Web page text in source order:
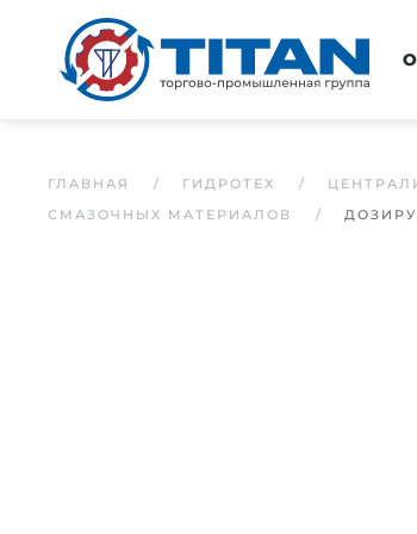
Перейти к основному содержанию
ГЛАВНАЯ ГИДРОТЕХ
СМАЗОЧНЫХ МАТЕРИАЛОВ